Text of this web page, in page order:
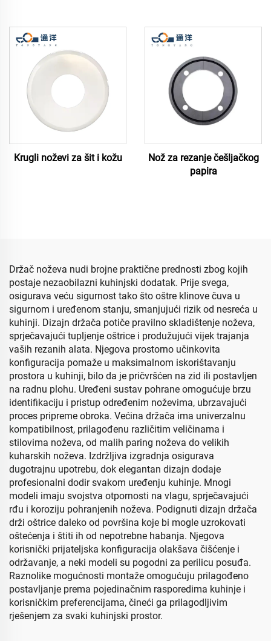
Krugli noževi za šit i kožu
Nož za rezanje češljačkog
papira
Držač noževa nudi brojne praktične prednosti zbog kojih
postaje nezaobilazni kuhinjski dodatak. Prije svega,
osigurava veću sigurnost tako što oštre klinove čuva u
sigurnom i uređenom stanju, smanjujući rizik od nesreća u
kuhinji. Dizajn držača potiče pravilno skladištenje noževa,
sprječavajući tupljenje oštrice i produžujući vijek trajanja
vaših rezanih alata. Njegova prostorno učinkovita
konfiguracija pomaže u maksimalnom iskorištavanju
prostora u kuhinji, bilo da je pričvršćen na zid ili postavljen
na radnu plohu. Uređeni sustav pohrane omogućuje brzu
identifikaciju i pristup određenim noževima, ubrzavajući
proces pripreme obroka. Većina držača ima univerzalnu
kompatibilnost, prilagođenu različitim veličinama i
stilovima noževa, od malih paring noževa do velikih
kuharskih noževa. Izdržljiva izgradnja osigurava
dugotrajnu upotrebu, dok elegantan dizajn dodaje
profesionalni dodir svakom uređenju kuhinje. Mnogi
modeli imaju svojstva otpornosti na vlagu, sprječavajući
rđu i koroziju pohranjenih noževa. Podignuti dizajn držača
drži oštrice daleko od površina koje bi mogle uzrokovati
oštećenja i štiti ih od nepotrebne habanja. Njegova
korisnički prijateljska konfiguracija olakšava čišćenje i
održavanje, a neki modeli su pogodni za perilicu posuđa.
Raznolike mogućnosti montaže omogućuju prilagođeno
postavljanje prema pojedinačnim rasporedima kuhinje i
korisničkim preferencijama, čineći ga prilagodljivim
rješenjem za svaki kuhinjski prostor.